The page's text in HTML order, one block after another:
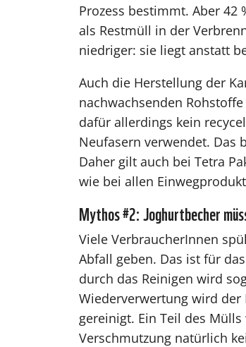
Prozess bestimmt. Aber
als Restmüll in der
niedriger: sie liegt anstatt
Auch die Herstellung der
nachwachsenden
dafür allerdings kein
Neufasern verwendet. Das
Daher gilt auch bei Tetra
wie bei allen
Mythos #2: Joghurtbecher
Viele VerbraucherInnen
Abfall geben. Das ist für
durch das Reinigen wird
Wiederverwertung wird
gereinigt. Ein Teil des
Verschmutzung natürlich